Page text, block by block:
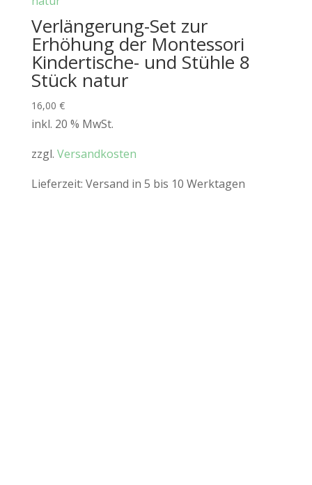
Verlängerung-Set zur
Erhöhung der Montessori
Kindertische- und Stühle 8
Stück natur
16,00 €
inkl. 20 % MwSt.
zzgl. Versandkosten
Lieferzeit: Versand in 5 bis 10 Werktagen